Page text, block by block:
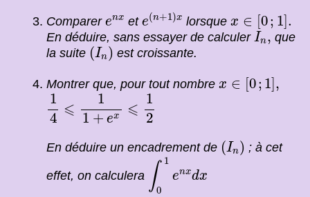
Comparer enx
enx et e(n+1)x
e(n+1)
lorsque x ∈ [0; 1].
∈[ 0;1 ].
En déduire, sans essayer de calculer In,
In, que
la suite (In)
(In) est croissante.
Montrer que, pour tout nombre x ∈ [0; 1],
∈[ 0;1 ],
1
4 ⩽
1
1 + ex ⩽
1
2
14⩽11 +ex⩽12
En déduire un encadrement de (In)
(In ) ; à cet
effet, on calculera ∫ 1
0
enxdx
∫01enxd x